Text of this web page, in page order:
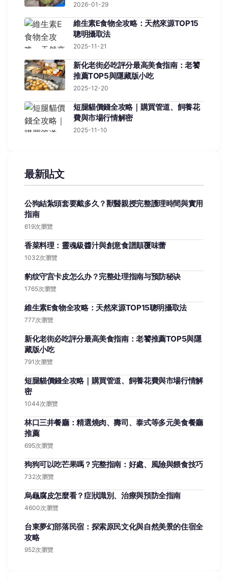
2026-01-29
維生素E食物全攻略：天然來源TOP15
聰明攝取法
2025-11-21
新化老街必吃評分最高美食指南：老饕
推薦TOP5與隱藏版小吃
2025-12-20
短腿貓價錢全攻略｜購買管道、飼養花
費與市場行情解密
2025-11-10
最新貼文
公狗結紮頭套要戴多久？獸醫親授完整護理時間與實用
指南
619次瀏覽
香菜料理：靈魂級醬汁與創意食譜顛覆味蕾
1032次瀏覽
豹纹守宫卡皮怎么办？完整处理指南与预防秘诀
1765次瀏覽
維生素E食物全攻略：天然來源TOP15聰明攝取法
777次瀏覽
新化老街必吃評分最高美食指南：老饕推薦TOP5與隱
藏版小吃
791次瀏覽
短腿貓價錢全攻略｜購買管道、飼養花費與市場行情解
密
1044次瀏覽
林口三井餐廳：精選燒肉、壽司、泰式等多元美食餐廳
推薦
695次瀏覽
狗狗可以吃芒果嗎？完整指南：好處、風險與餵食技巧
732次瀏覽
烏龜腐皮怎麼看？症狀識別、治療與預防全指南
4600次瀏覽
台東夢幻部落民宿：探索原民文化與自然美景的住宿全
攻略
952次瀏覽